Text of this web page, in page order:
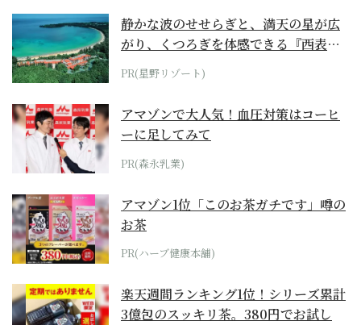
静かな波のせせらぎと、満天の星が広
がり、くつろぎを体感できる『西表島
ホテル by...
PR(星野リゾート)
アマゾンで大人気！血圧対策はコーヒ
ーに足してみて
PR(森永乳業)
アマゾン1位「このお茶ガチです」噂の
お茶
PR(ハーブ健康本舗)
楽天週間ランキング1位！シリーズ累計
3億包のスッキリ茶。380円でお試し